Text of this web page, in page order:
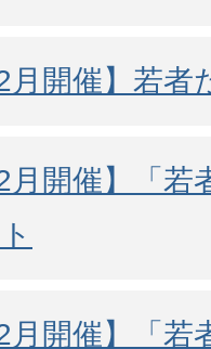
月開催】若
月開催】「
月開催】「